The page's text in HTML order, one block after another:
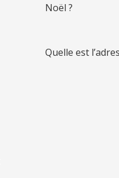
Noël ?
Quelle est